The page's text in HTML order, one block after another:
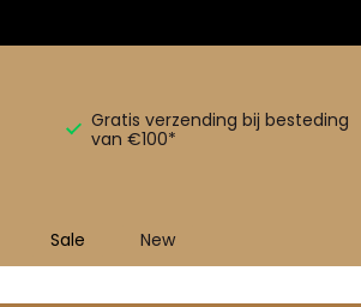
Gratis verzending bij besteding
van €100*
Sale New